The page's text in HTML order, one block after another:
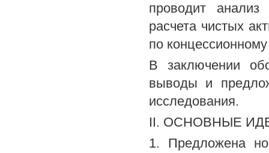
проводит анализ
расчета чистых
по
В заключении
выводы и
исследования.
II. ОСНОВНЫЕ
1. Предложена